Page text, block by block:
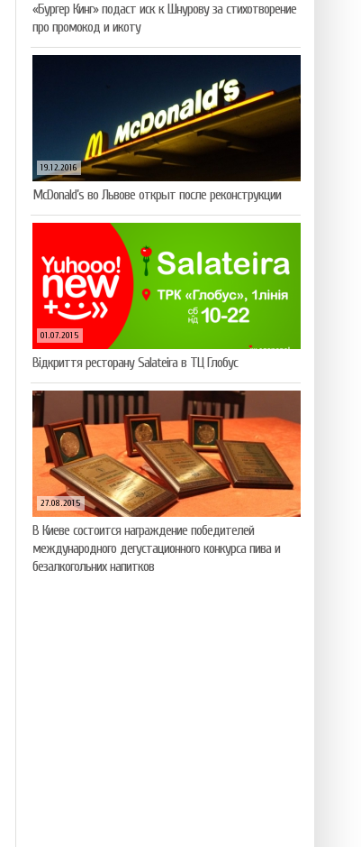
«Бургер Кинг» подаст иск к Шнурову за стихотворение
про промокод и икоту
19.12.2016
McDonald’s во Львове открыт после реконструкции
01.07.2015
Відкриття ресторану Salateirа в ТЦ Глобус
27.08.2015
В Киеве состоится награждение победителей
международного дегустационного конкурса пива и
безалкогольних напитков